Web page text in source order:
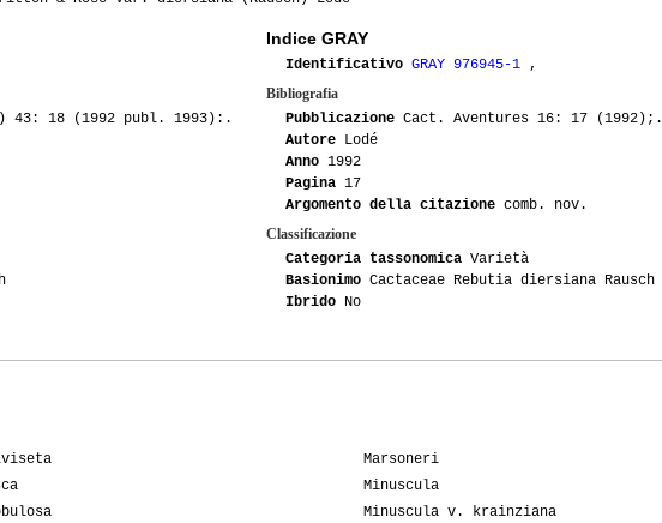
18 (1992 publ. 1993):.
Indice GRAY
Identificativo GRAY 976945-1 ,
Bibliografia
Pubblicazione Cact. Aventures 16: 17 (1992);.
Autore Lodé
Anno 1992
Pagina 17
Argomento della citazione comb. nov.
Classificazione
Categoria tassonomica Varietà
Basionimo Cactaceae Rebutia diersiana Rausch
Ibrido No
Marsoneri
Minuscula
Minuscula v. krainziana